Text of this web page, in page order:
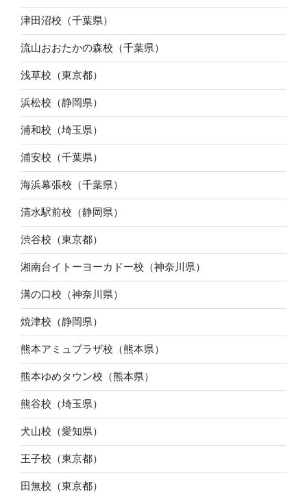
津田沼校（千葉県）
流山おおたかの森校（千葉県）
浅草校（東京都）
浜松校（静岡県）
浦和校（埼玉県）
浦安校（千葉県）
海浜幕張校（千葉県）
清水駅前校（静岡県）
渋谷校（東京都）
湘南台イトーヨーカドー校（神奈川県）
溝の口校（神奈川県）
焼津校（静岡県）
熊本アミュプラザ校（熊本県）
熊本ゆめタウン校（熊本県）
熊谷校（埼玉県）
犬山校（愛知県）
王子校（東京都）
田無校（東京都）